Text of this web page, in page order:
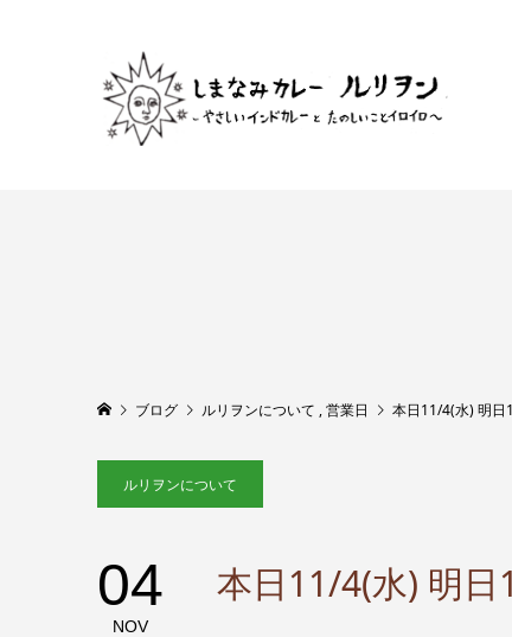
ブログ ルリヲンについて ,営業日 本日11/4(水) 明
ルリヲンについて
04
NOV
本日11/4(水) 明